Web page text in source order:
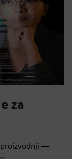
za
proizvodnji —